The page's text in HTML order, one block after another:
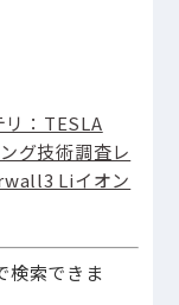
：TESLA
グ技術調査レ
Liイオン
検索できま